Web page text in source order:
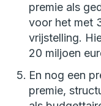
premie als
voor het met
vrijstelling.
20 miljoen
En nog een
premie,